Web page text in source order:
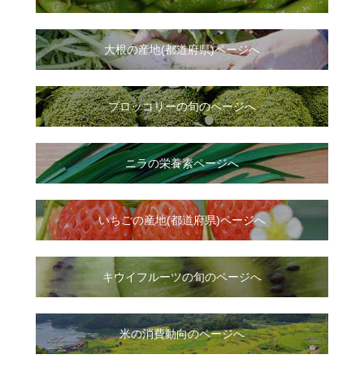
大根の産地(都道府県)ページへ
ブロッコリーの旬のページへ
ニラの栄養素ページへ
いちごの産地(都道府県)ページへ
キウイフルーツの旬のページへ
米の消費動向のページへ